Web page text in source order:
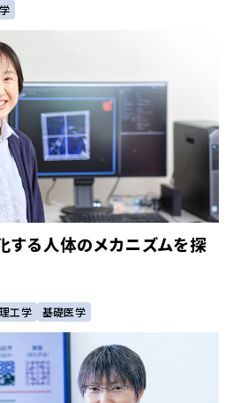
する人体のメカニズムを探
工学 基礎医学